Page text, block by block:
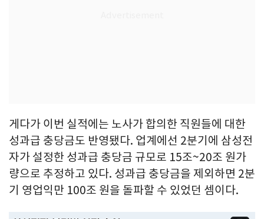
게다가 이번 실적에는 노사가 합의한 직원들에 대한
성과급 충당금도 반영됐다. 업계에선 2분기에 삼성전
자가 설정한 성과급 충당금 규모로 15조~20조 원가
량으로 추정하고 있다. 성과급 충당금을 제외하면 2분
기 영업익만 100조 원을 돌파할 수 있었던 셈이다.